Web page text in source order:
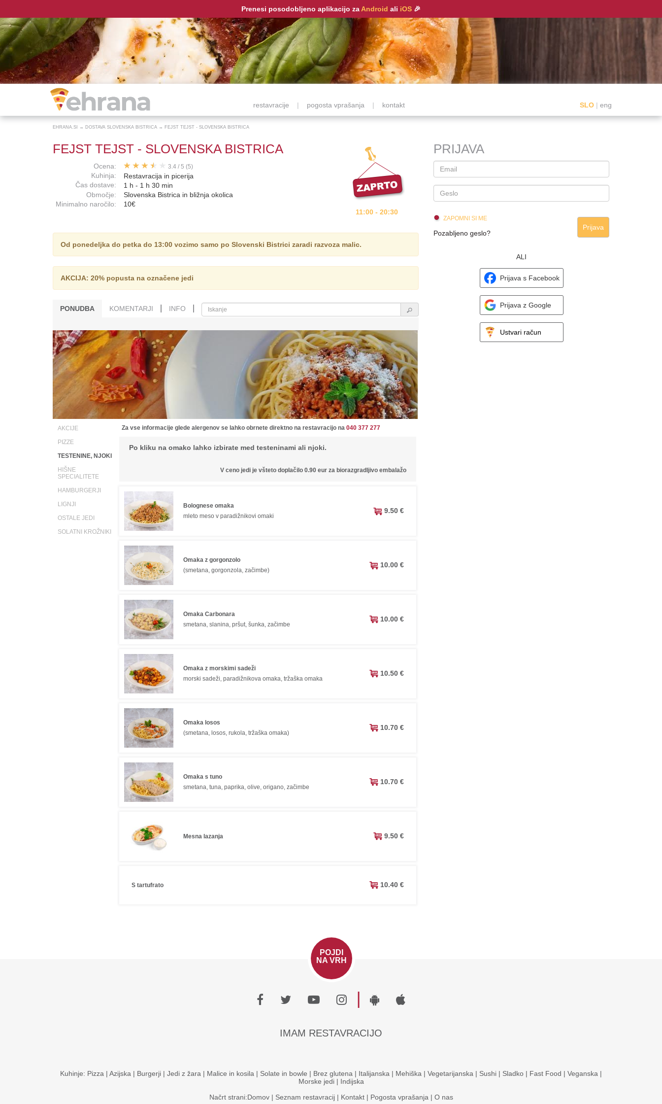
Prenesi posodobljeno aplikacijo za Android ali iOS 🎉
restavracije | pogosta vprašanja | kontakt SLO | eng
EHRANA.SI → DOSTAVA SLOVENSKA BISTRICA → FEJST TEJST - SLOVENSKA BISTRICA
11:00 - 20:30
FEJST TEJST - SLOVENSKA BISTRICA
Ocena:
Kuhinja:
Čas dostave:
3.4 /5 (5)
Restavracija in picerija
1 h - 1 h 30 min
Območje:
Slovenska Bistrica in bližnja okolica
Minimalno naročilo:
10€
Od ponedeljka do petka do 13:00 vozimo samo po Slovenski Bistrici zaradi razvoza malic.
AKCIJA: 20% popusta na označene jedi
PONUDBA KOMENTARJI INFO
AKCIJE
PIZZE
TESTENINE, NJOKI
HIŠNE
SPECIALITETE
HAMBURGERJI
LIGNJI
OSTALE JEDI
SOLATNI KROŽNIKI
Za vse informacije glede alergenov se lahko obrnete direktno na restavracijo na 040 377 277
Po kliku na omako lahko izbirate med testeninami ali njoki.
V ceno jedi je všteto doplačilo 0.90 eur za biorazgradljivo embalažo
Bolognese omaka
mleto meso v paradižnikovi omaki
9.50 €
Omaka z gorgonzolo
(smetana, gorgonzola, začimbe)
10.00 €
Omaka Carbonara
smetana, slanina, pršut, šunka, začimbe
10.00 €
Omaka z morskimi sadeži
morski sadeži, paradižnikova omaka, tržaška omaka
10.50 €
Omaka losos
(smetana, losos, rukola, tržaška omaka)
10.70 €
Omaka s tuno
smetana, tuna, paprika, olive, origano, začimbe
10.70 €
Mesna lazanja 9.50 €
S tartufrato 10.40 €
PRIJAVA
ZAPOMNI SI ME
Pozabljeno geslo?
Prijava
ALI
Prijava s Facebook
Prijava z Google
Ustvari račun
POJDI
NA VRH
|
IMAM RESTAVRACIJO
Kuhinje: Pizza | Azijska | Burgerji | Jedi z žara | Malice in kosila | Solate in bowle | Brez glutena | Italijanska | Mehiška | Vegetarijanska | Sushi | Sladko | Fast Food | Veganska |
Morske jedi| Indijska
Načrt strani:Domov| Seznam restavracij| Kontakt| Pogosta vprašanja | O nas